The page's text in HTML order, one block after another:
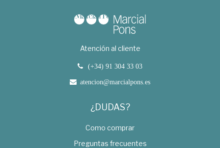
Atención al cliente
(+34) 91 304 33 03
atencion@marcialpons.es
¿DUDAS?
Como comprar
Preguntas frecuentes